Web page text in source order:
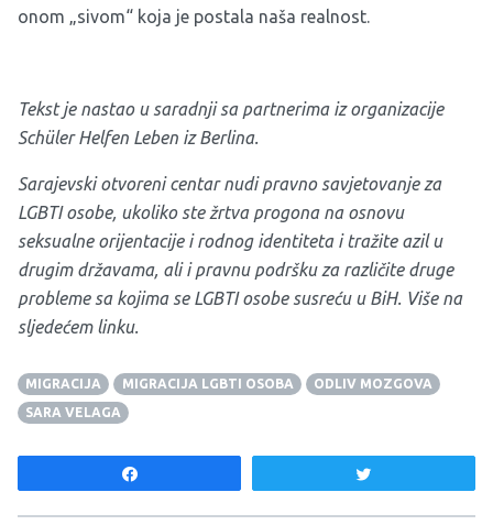
onom „sivom“ koja je postala naša realnost.
Tekst je nastao u saradnji sa partnerima iz organizacije
Schüler Helfen Leben iz Berlina.
Sarajevski otvoreni centar nudi pravno savjetovanje za
LGBTI osobe, ukoliko ste žrtva progona na osnovu
seksualne orijentacije i rodnog identiteta i tražite azil u
drugim državama, ali i pravnu podršku za različite druge
probleme sa kojima se LGBTI osobe susreću u BiH. Više na
sljedećem linku.
MIGRACIJA MIGRACIJA LGBTI OSOBA
ODLIV MOZGOVA
SARA VELAGA